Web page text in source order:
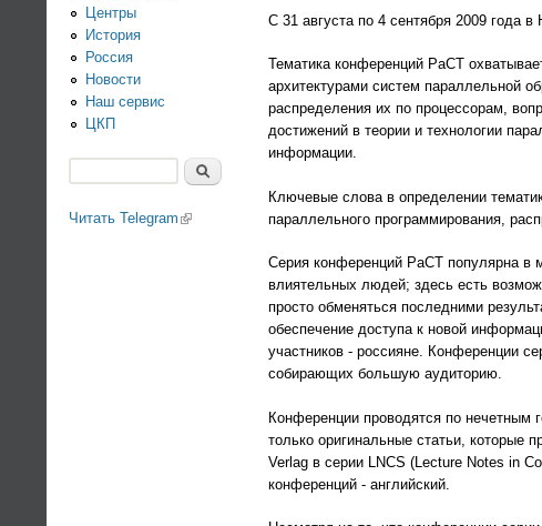
С 31 августа по 4 сентября 2009 года
Тематика конференций PaCT
архитектурами систем параллельной
распределения их по процессорам,
достижений в теории и технологии
информации.
Ключевые слова в определении
параллельного программирования,
Серия конференций PaCT популярна в
влиятельных людей; здесь есть
просто обменяться последними
обеспечение доступа к новой
участников - россияне. Конференции
собирающих большую аудиторию.
Конференции проводятся по нечетным
только оригинальные статьи, которые
Verlag в серии LNCS (Lecture Notes in
конференций - английский.
Центры
История
Россия
Новости
Наш сервис
ЦКП
Читать Telegram (link is external)